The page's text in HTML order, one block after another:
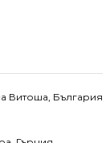
Витоша, България